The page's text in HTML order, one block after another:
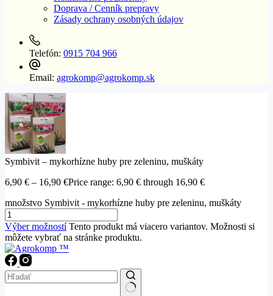
Doprava / Cenník prepravy
Zásady ochrany osobných údajov
Telefón: 0915 704 966
Email: agrokomp@agrokomp.sk
Symbivit – mykorhízne huby pre zeleninu, muškáty
6,90 € – 16,90 €Price range: 6,90 € through 16,90 €
množstvo Symbivit - mykorhízne huby pre zeleninu, muškáty
Výber možností Tento produkt má viacero variantov. Možnosti si
môžete vybrať na stránke produktu.